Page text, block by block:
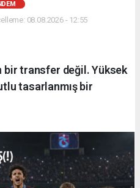
08.08.2026 - 12:55
bir transfer değil. Yüksek
tasarlanmış bir